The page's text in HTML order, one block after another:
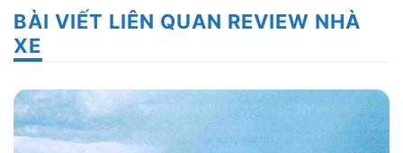
BÀI VIẾT LIÊN QUAN REVIEW NHÀ
XE